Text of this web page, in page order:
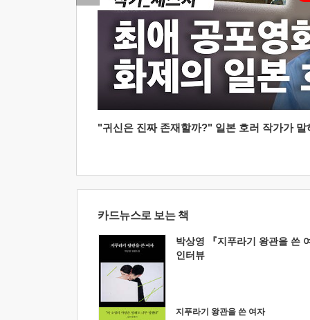
"귀신은 진짜 존재할까?" 일본 호러 작가가
카드뉴스로 보는 책
박상영 『지푸라기 왕관을 쓴
인터뷰
지푸라기 왕관을 쓴 여자